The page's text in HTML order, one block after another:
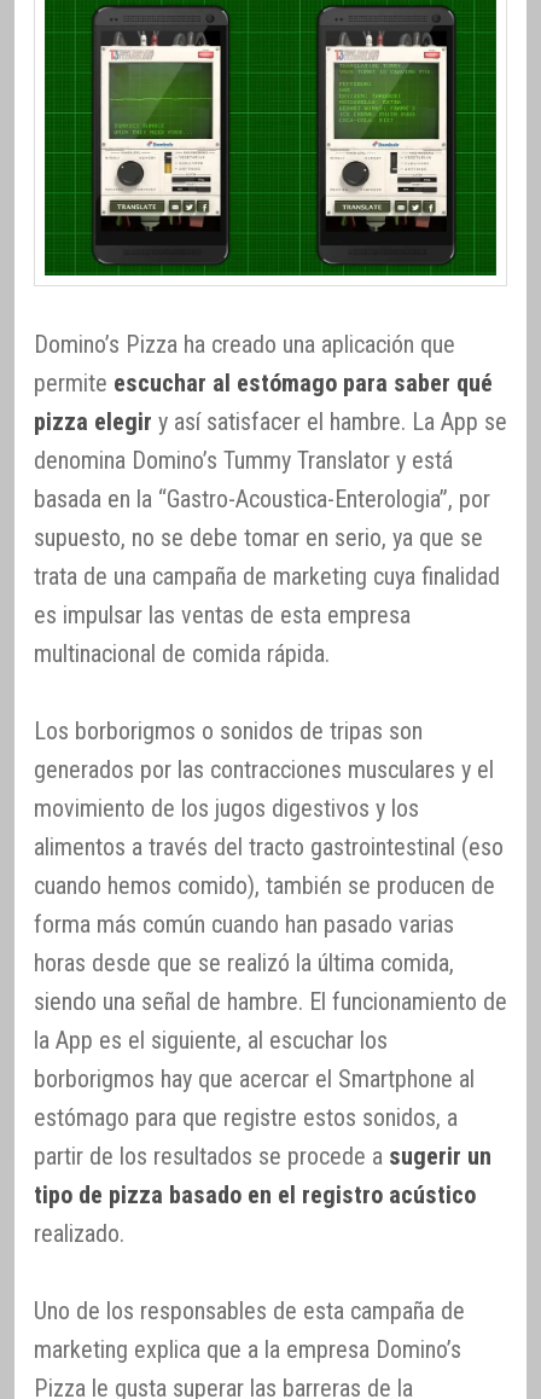
Domino’s Pizza ha creado una aplicación que
permite escuchar al estómago para saber qué
pizza elegir y así satisfacer el hambre. La App se
denomina Domino’s Tummy Translator y está
basada en la “Gastro-Acoustica-Enterologia”, por
supuesto, no se debe tomar en serio, ya que se
trata de una campaña de marketing cuya finalidad
es impulsar las ventas de esta empresa
multinacional de comida rápida.
Los borborigmos o sonidos de tripas son
generados por las contracciones musculares y el
movimiento de los jugos digestivos y los
alimentos a través del tracto gastrointestinal (eso
cuando hemos comido), también se producen de
forma más común cuando han pasado varias
horas desde que se realizó la última comida,
siendo una señal de hambre. El funcionamiento de
la App es el siguiente, al escuchar los
borborigmos hay que acercar el Smartphone al
estómago para que registre estos sonidos, a
partir de los resultados se procede a sugerir un
tipo de pizza basado en el registro acústico
realizado.
Uno de los responsables de esta campaña de
marketing explica que a la empresa Domino’s
Pizza le gusta superar las barreras de la